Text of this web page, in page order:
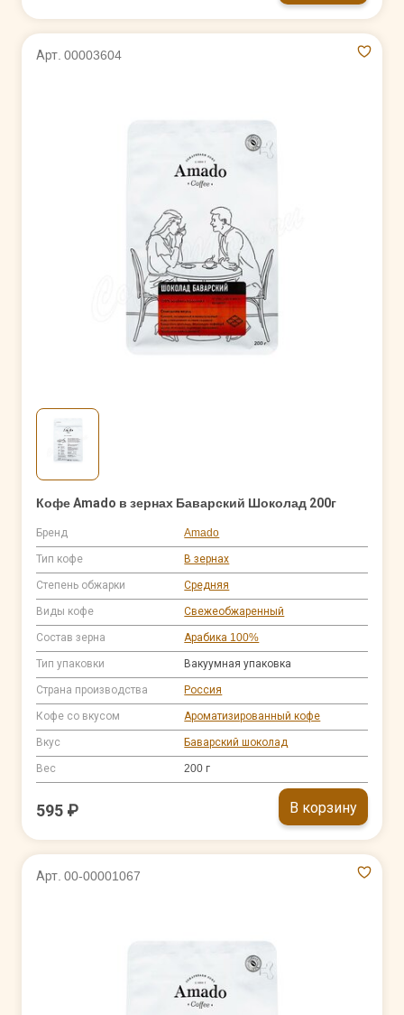
Арт. 00003604
Кофе Amado в зернах Баварский Шоколад 200г
Бренд Amado
Тип кофе В зернах
Степень обжарки Средняя
Виды кофе Свежеобжаренный
Состав зерна Арабика 100%
Тип упаковки Вакуумная упаковка
Страна производства Россия
Кофе со вкусом Ароматизированный кофе
Вкус Баварский шоколад
Вес 200 г
595 ₽ В корзину
Арт. 00-00001067